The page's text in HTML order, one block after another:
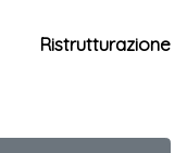
Ristrutturazione